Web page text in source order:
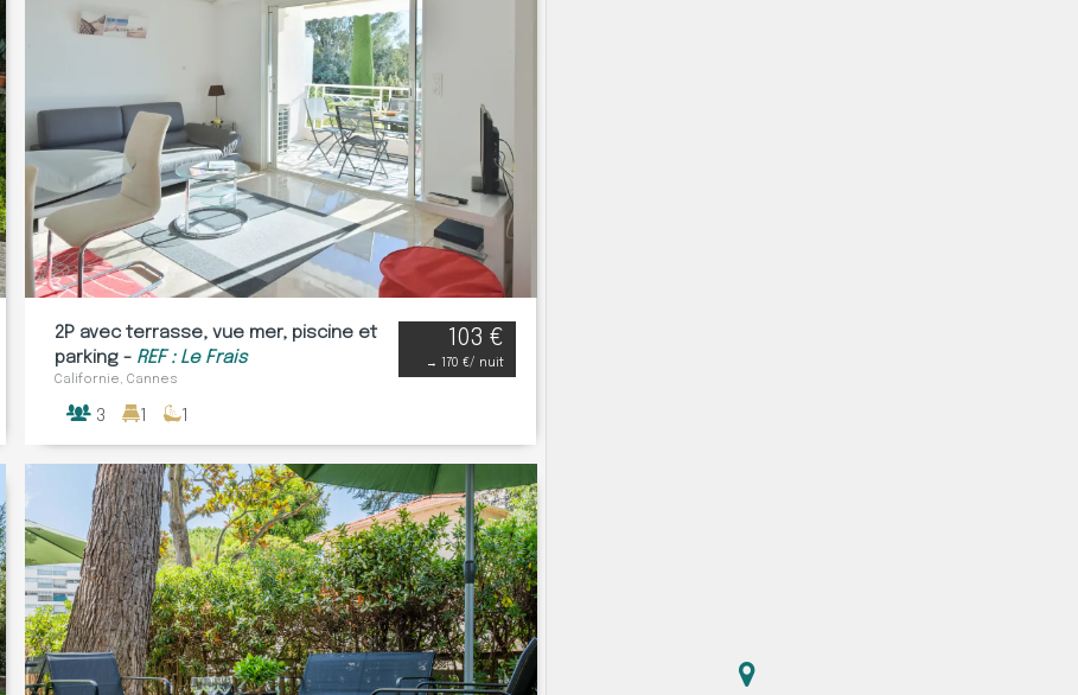
2P avec terrasse, vue mer, piscine et
parking - REF : Le Frais
Californie, Cannes
103 €
→ 170 €/ nuit
3 1 1